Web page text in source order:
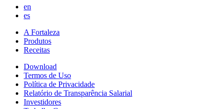
en
es
A Fortaleza
Produtos
Receitas
Download
Termos de Uso
Política de Privacidade
Relatório de Transparência Salarial
Investidores